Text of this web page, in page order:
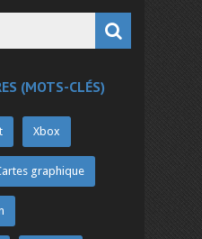
(MOTS-CLÉS)
Xbox
graphique